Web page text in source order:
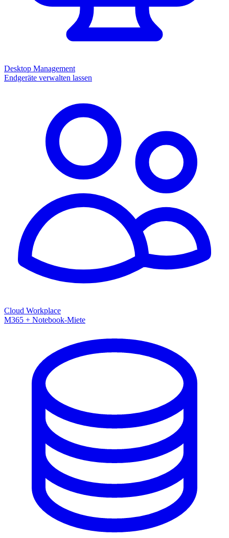
Desktop Management
Endgeräte verwalten lassen
Cloud Workplace
M365 + Notebook-Miete